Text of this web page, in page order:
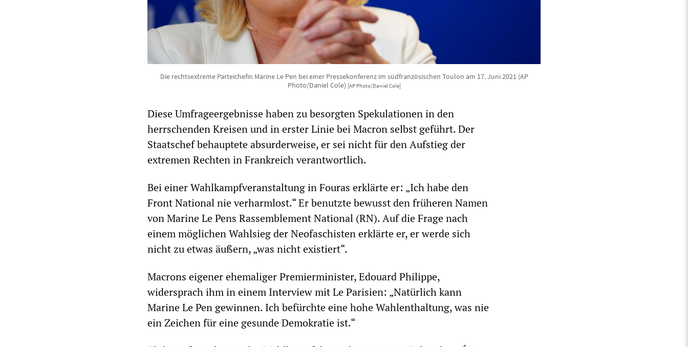
Die rechtsextreme Parteichefin Marine Le Pen bei einer Pressekonferenz im südfranzösischen Toulon am 17. Juni 2021 (AP
Photo/Daniel Cole) [AP Photo/Daniel Cole]
Diese Umfrageergebnisse haben zu besorgten Spekulationen in den
herrschenden Kreisen und in erster Linie bei Macron selbst geführt. Der
Staatschef behauptete absurderweise, er sei nicht für den Aufstieg der
extremen Rechten in Frankreich verantwortlich.
Bei einer Wahlkampfveranstaltung in Fouras erklärte er: „Ich habe den
Front National nie verharmlost.“ Er benutzte bewusst den früheren Namen
von Marine Le Pens Rassemblement National (RN). Auf die Frage nach
einem möglichen Wahlsieg der Neofaschisten erklärte er, er werde sich
nicht zu etwas äußern, „was nicht existiert“.
Macrons eigener ehemaliger Premierminister, Edouard Philippe,
widersprach ihm in einem Interview mit Le Parisien: „Natürlich kann
Marine Le Pen gewinnen. Ich befürchte eine hohe Wahlenthaltung, was nie
ein Zeichen für eine gesunde Demokratie ist.“